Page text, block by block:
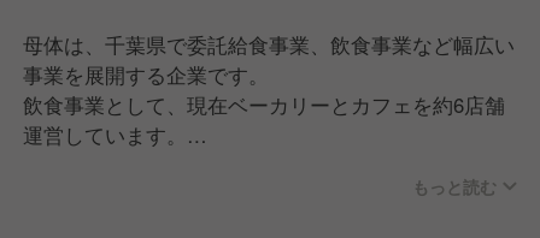
母体は、千葉県で委託給食事業、飲食事業など幅広い
事業を展開する企業です。
飲食事業として、現在ベーカリーとカフェを約6店舗
運営しています。
もっと読む